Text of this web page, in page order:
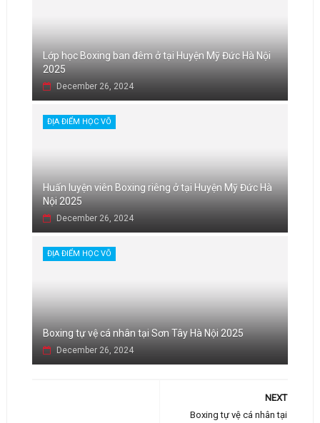
Lớp học Boxing ban đêm ở tại Huyện Mỹ Đức Hà Nội
2025
December 26, 2024
ĐỊA ĐIỂM HỌC VÕ
Huấn luyện viên Boxing riêng ở tại Huyện Mỹ Đức Hà
Nội 2025
December 26, 2024
ĐỊA ĐIỂM HỌC VÕ
Boxing tự vệ cá nhân tại Sơn Tây Hà Nội 2025
December 26, 2024
NEXT
Boxing tự vệ cá nhân tại